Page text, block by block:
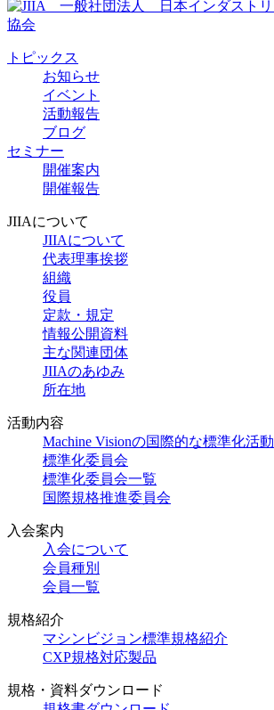
トピックス
お知らせ
イベント
活動報告
ブログ
セミナー
開催案内
開催報告
JIIAについて
JIIAについて
代表理事挨拶
組織
役員
定款・規定
情報公開資料
主な関連団体
JIIAのあゆみ
所在地
活動内容
Machine Visionの国際的な標準化活動
標準化委員会
標準化委員会一覧
国際規格推進委員会
入会案内
入会について
会員種別
会員一覧
規格紹介
マシンビジョン標準規格紹介
CXP規格対応製品
規格・資料ダウンロード